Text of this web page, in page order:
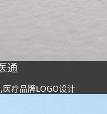
通
疗品牌LOGO设计